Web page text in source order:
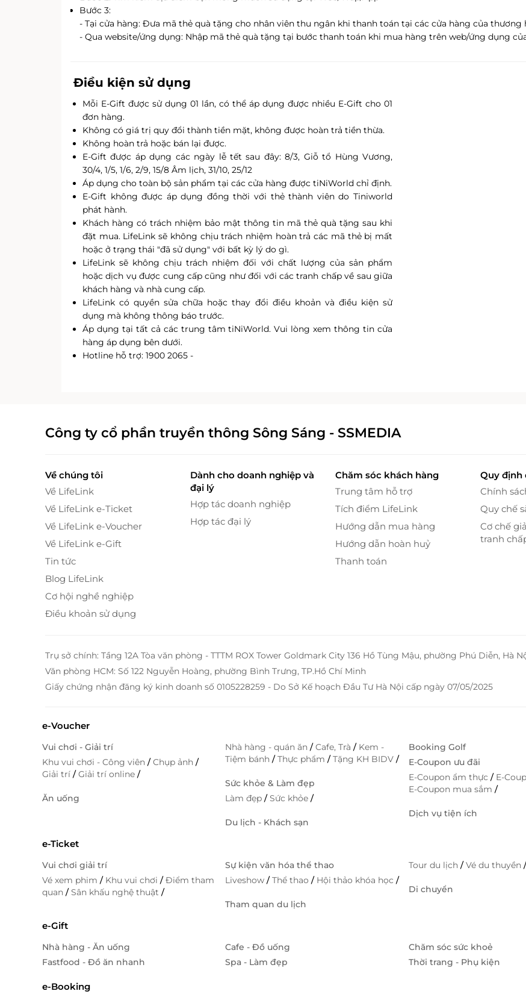
Bước 3:
- Tại cửa hàng: Đưa mã thẻ quà tặng cho nhân viên thu ngân khi thanh toán tại các cửa hàng của thương
- Qua website/ứng dụng: Nhập mã thẻ quà tặng tại bước thanh toán khi mua hàng trên web/ứng dụng
Điều kiện sử dụng
Mỗi E-Gift được sử dụng 01 lần, có thể áp dụng được nhiều E-Gift cho 01
đơn hàng.
Không có giá trị quy đổi thành tiền mặt, không được hoàn trả tiền thừa.
Không hoàn trả hoặc bán lại được.
E-Gift được áp dụng các ngày lễ tết sau đây: 8/3, Giỗ tổ Hùng Vương,
30/4, 1/5, 1/6, 2/9, 15/8 Âm lịch, 31/10, 25/12
Áp dụng cho toàn bộ sản phẩm tại các cửa hàng được tiNiWorld chỉ định.
E-Gift không được áp dụng đồng thời với thẻ thành viên do Tiniworld
phát hành.
Khách hàng có trách nhiệm bảo mật thông tin mã thẻ quà tặng sau khi
đặt mua. LifeLink sẽ không chịu trách nhiệm hoàn trả các mã thẻ bị mất
hoặc ở trạng thái "đã sử dụng" với bất kỳ lý do gì.
LifeLink sẽ không chịu trách nhiệm đối với chất lượng của sản phẩm
hoặc dịch vụ được cung cấp cũng như đối với các tranh chấp về sau giữa
khách hàng và nhà cung cấp.
LifeLink có quyền sửa chữa hoặc thay đổi điều khoản và điều kiện sử
dụng mà không thông báo trước.
Áp dụng tại tất cả các trung tâm tiNiWorld. Vui lòng xem thông tin cửa
hàng áp dụng bên dưới.
Hotline hỗ trợ: 1900 2065 -
Công ty cổ phần truyền thông Sông Sáng - SSMEDIA
Về chúng tôi
Về LifeLink
Về LifeLink e-Ticket
Về LifeLink e-Voucher
Về LifeLink e-Gift
Tin tức
Blog LifeLink
Cơ hội nghề nghiệp
Điều khoản sử dụng
Dành cho doanh nghiệp và
đại lý
Hợp tác doanh nghiệp
Hợp tác đại lý
Chăm sóc khách hàng
Trung tâm hỗ trợ
Tích điểm LifeLink
Hướng dẫn mua hàng
Hướng dẫn hoàn huỷ
Thanh toán
Quy định
Chính
Quy chế
Cơ chế
tranh
Trụ sở chính: Tầng 12A Tòa văn phòng - TTTM ROX Tower Goldmark City 136 Hồ Tùng Mậu, phường Phú Diễn, Hà
Văn phòng HCM: Số 122 Nguyễn Hoàng, phường Bình Trưng, TP.Hồ Chí Minh
Giấy chứng nhận đăng ký kinh doanh số 0105228259 - Do Sở Kế hoạch Đầu Tư Hà Nội cấp ngày 07/05/2025
e-Voucher
Vui chơi - Giải trí
Khu vui chơi - Công viên /Chụp ảnh /
Giải trí /Giải trí online /
Ăn uống
Nhà hàng - quán ăn/Cafe, Trà/ Kem -
Tiệm bánh/Thực phẩm/Tặng KH BIDV/
Sức khỏe & Làm đẹp
Làm đẹp/Sức khỏe/
Du lịch - Khách sạn
Booking Golf
E-Coupon ưu đãi
E-Coupon ẩm thực / E-
E-Coupon mua sắm /
Dịch vụ tiện ích
e-Ticket
Vui chơi giải trí
Vé xem phim / Khu vui chơi /Điểm tham
quan /Sân khấu nghệ thuật /
Sự kiện văn hóa thể thao
Liveshow/Thể thao/ Hội thảo khóa học/
Tham quan du lịch
Tour du lịch /Vé du thuyền
Di chuyển
e-Gift
Nhà hàng - Ăn uống
Fastfood - Đồ ăn nhanh
Cafe - Đồ uống
Spa - Làm đẹp
Chăm sóc sức khoẻ
Thời trang - Phụ kiện
e-Booking